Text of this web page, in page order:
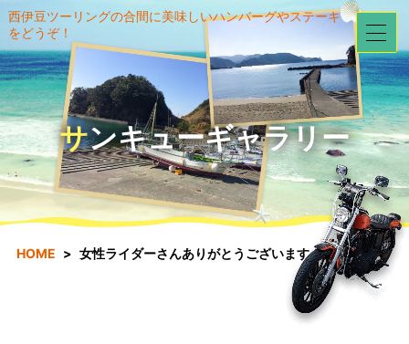
西伊豆ツーリングの合間に美味しいハンバーグやステーキ
をどうぞ！
サンキューギャラリー
HOME 女性ライダーさんありがとうございます！！